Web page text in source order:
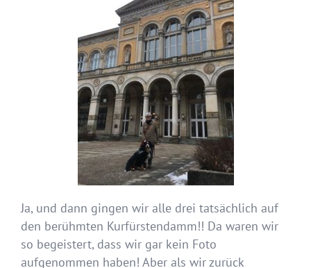
Ja, und dann gingen wir alle drei tatsächlich auf
den berühmten Kurfürstendamm!! Da waren wir
so begeistert, dass wir gar kein Foto
aufgenommen haben! Aber als wir zurück